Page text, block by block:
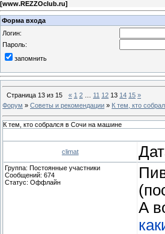
[www.REZZOclub.ru]
Форма входа
Логин:
Пароль:
запомнить
Страница 13 из 15 « 1 2 11 12 13 14 15 »
Форум » Советы и рекомендации » К тем, кто
К тем, кто собрался в Сочи на машине
climat
Группа: Постоянные участники
Сообщений: 674
Статус: Оффлайн
А